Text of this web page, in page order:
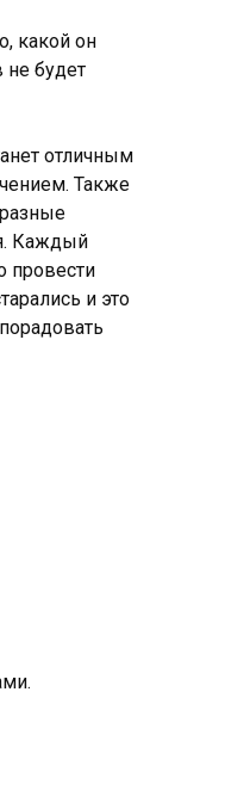
какой он
не будет
отличным
Также
Каждый
провести
и это